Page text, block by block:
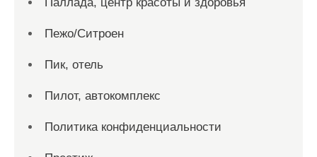
Пежо/Ситроен
Пик, отель
Пилот, автокомплекс
Политика конфиденциальности